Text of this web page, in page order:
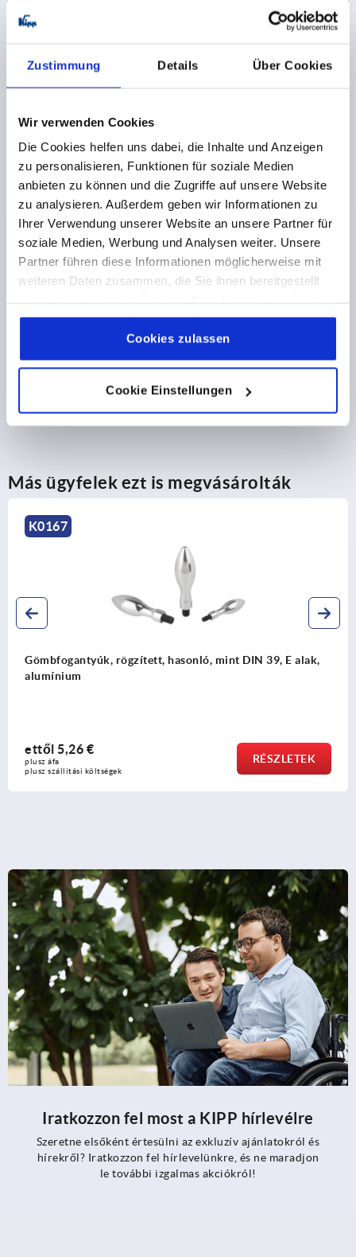
Zustimmung Details Über Cookies
Wir verwenden Cookies
Die Cookies helfen uns dabei, die Inhalte und Anzeigen
zu personalisieren, Funktionen für soziale Medien
anbieten zu können und die Zugriffe auf unsere Website
zu analysieren. Außerdem geben wir Informationen zu
Ihrer Verwendung unserer Website an unsere Partner für
soziale Medien, Werbung und Analysen weiter. Unsere
Partner führen diese Informationen möglicherweise mit
weiteren Daten zusammen, die Sie ihnen bereitgestellt
gesammelt haben.Cookie Richtlinien
Datenschutz|AGB
Cookies zulassen
Cookie Einstellungen
HENGERES FOGANTYÚ FORGATHATÓ D=M08X12,
KÜLSŐ ÁTMÉRŐ=25
D2=21,5
Rendelési szám:K1000.308
16,73 €
plusz áfa
plusz szállítási költségek
RÉSZLETEK
TERMÉKRÉSZLETEK
LETÖLTÉSEK
Más ügyfelek ezt is megvásárolták
mint DIN 39, E alak, Golyós forgatókarok, acél
ettől
plusz szállítási költségek
Iratkozzon fel most a KIPP hírlevélre
Szeretne elsőként értesülni az exkluzív ajánlatokról és
hírekről? Iratkozzon fel hírlevelünkre, és ne maradjon
le további izgalmas akciókról!